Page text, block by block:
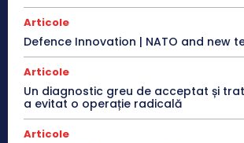
Articole
Defence Innovation | NATO and new
Articole
Un diagnostic greu de acceptat și
a evitat o operație radicală
Articole